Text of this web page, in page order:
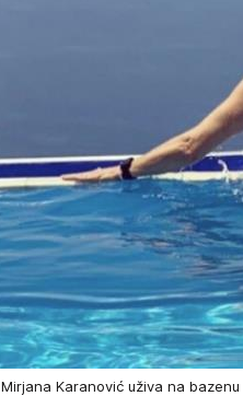
Mirjana Karanović uživa na bazenu